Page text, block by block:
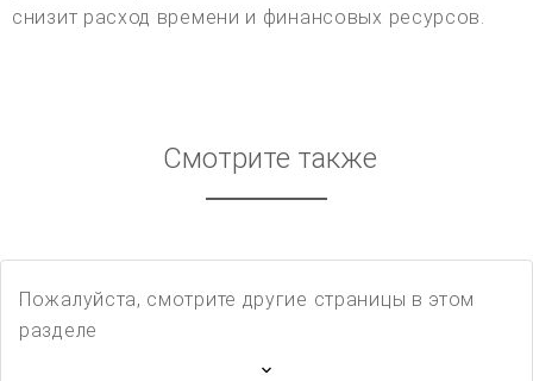
снизит расход времени и финансовых ресурсов.
Смотрите также
Пожалуйста, смотрите другие страницы в этом
разделе